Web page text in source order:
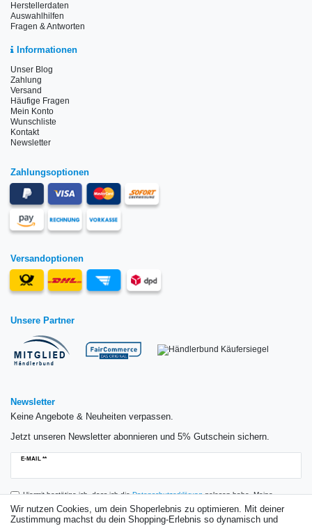
Herstellerdaten
Auswahlhilfen
Fragen & Antworten
Informationen
Unser Blog
Zahlung
Versand
Häufige Fragen
Mein Konto
Wunschliste
Kontakt
Newsletter
Zahlungsoptionen
Versandoptionen
Unsere Partner
Newsletter
Keine Angebote & Neuheiten verpassen.
Jetzt unseren Newsletter abonnieren und 5% Gutschein sichern.
E-MAIL **
Newsletter
Hiermit bestätige ich, dass ich dieDaten­schutz­erklärunggelesen habe. Meine
Einwilligung kann ich jederzeit widerrufen.**
Wir nutzen Cookies, um dein Shoperlebnis zu optimieren. Mit deiner
Zustimmung machst du dein Shopping-Erlebnis so dynamisch und